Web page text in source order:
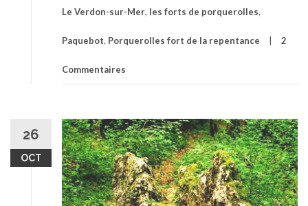
Le Verdon-sur-Mer, les forts de porquerolles,
Paquebot, Porquerolles fort de la repentance 2
Commentaires
26
OCT